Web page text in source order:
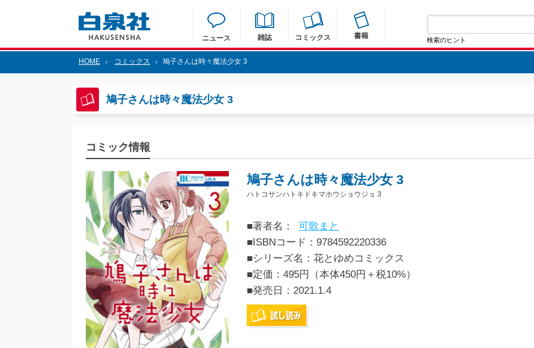
ニュース 雑誌 コミックス 書籍 検索のヒント
HOME > コミックス > 鳩子さんは時々魔法少女 3
鳩子さんは時々魔法少女 3
コミック情報
鳩子さんは時々魔法少女 3
ハトコサンハトキドキマホウショウジョ 3
■著者名：
可歌まと
■ISBNコード：9784592220336
■シリーズ名：花とゆめコミックス
■定価：495円（本体450円＋税10%）
■発売日： 2021.1.4